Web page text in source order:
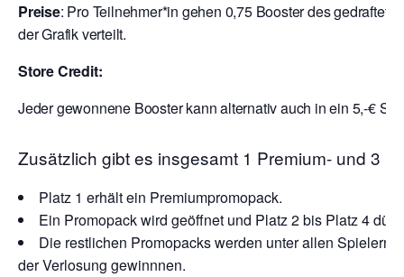
Preise: Pro Teilnehmer*in gehen 0,75 Booster des
der Grafik verteilt.
Store Credit:
Jeder gewonnene Booster kann alternativ auch in ein 5,-€
Zusätzlich gibt es insgesamt 1 Premium- und 3
Platz 1 erhält ein Premiumpromopack.
Ein Promopack wird geöffnet und Platz 2 bis Platz 4
Die restlichen Promopacks werden unter allen Spielern
der Verlosung gewinnnen.